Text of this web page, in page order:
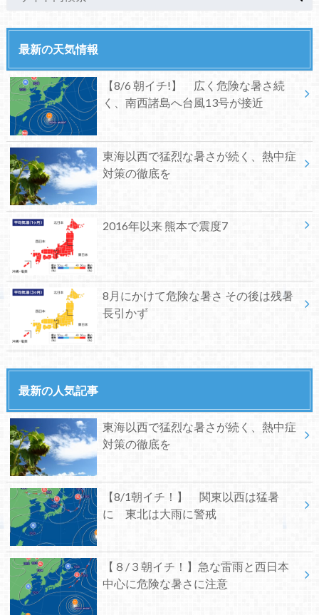
最新の天気情報
【8/6 朝イチ!】 広く危険な暑さ続
く、南西諸島へ台風13号が接近
東海以西で猛烈な暑さが続く、熱中症
対策の徹底を
2016年以来 熊本で震度7
8月にかけて危険な暑さ その後は残暑
長引かず
最新の人気記事
東海以西で猛烈な暑さが続く、熱中症
対策の徹底を
【8/1朝イチ！】 関東以西は猛暑
に 東北は大雨に警戒
【８/３朝イチ！】急な雷雨と西日本
中心に危険な暑さに注意